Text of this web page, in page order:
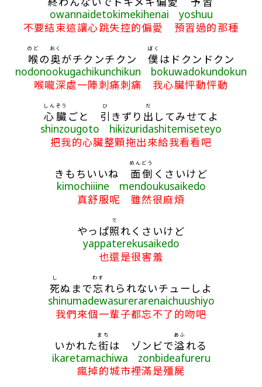
owannaidetokimekihenai yoshuu
不要結束這讓心跳失控的偏愛 預習過的那種
喉
のど
の奥
おく
がチクンチクン 僕
ぼく
はドクンドクン
nodonookugachikunchikun bokuwadokundokun
喉嚨深處一陣刺痛刺痛 我心臟怦動怦動
心臓
しんぞう
ごと 引
ひ
きずり 出
だ
してみせてよ
shinzougoto hikizuridashitemiseteyo
把我的心臟整顆拖出來給我看看吧
きもちいいね 面倒
めんどう
くさいけど
kimochiiine mendoukusaikedo
真舒服呢 雖然很麻煩
やっぱ照
て
れくさいけど
yappaterekusaikedo
也還是很害羞
死
し
ぬまで忘
わす
れられないチューしよ
shinumadewasurerarenaichuushiyo
我們來個一輩子都忘不了的吻吧
いかれた街
まち
は ゾンビで溢
あふ
れる
ikaretamachiwa zonbideafureru
瘋掉的城市裡滿是殭屍